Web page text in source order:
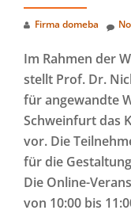
Firma domeba
Im Rahmen der
stellt Prof. Dr.
für angewandte
Schweinfurt das
vor. Die
für die
Die Online-
von 10:00 bis